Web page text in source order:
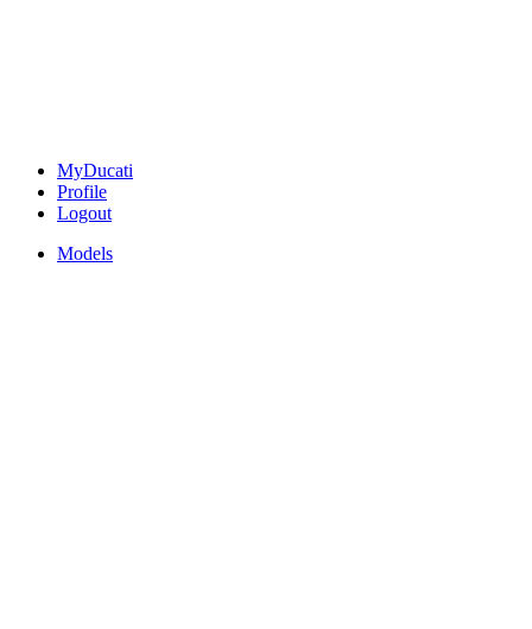
MyDucati
Profile
Logout
Models